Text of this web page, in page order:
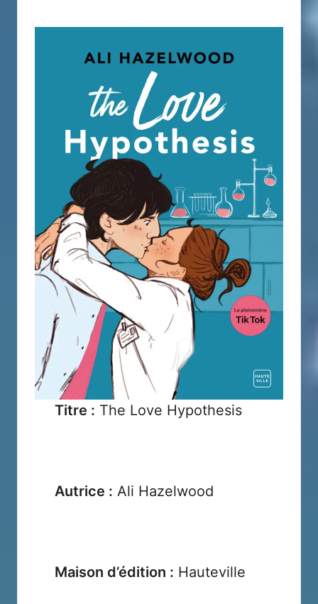
Titre : The Love Hypothesis
Autrice : Ali Hazelwood
Maison d’édition : Hauteville